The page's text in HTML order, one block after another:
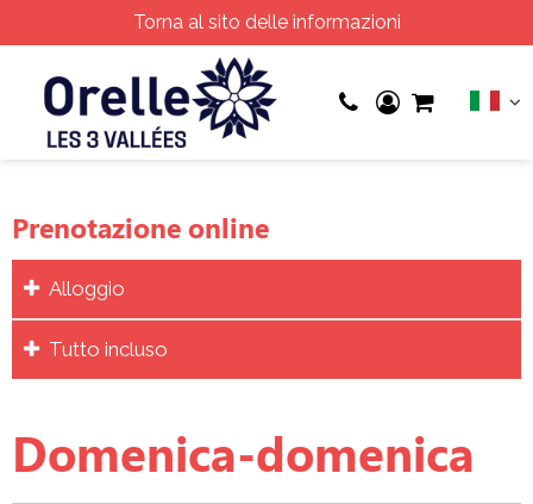
Torna al sito delle informazioni
Prenotazione online
Alloggio
Tutto incluso
Domenica-domenica